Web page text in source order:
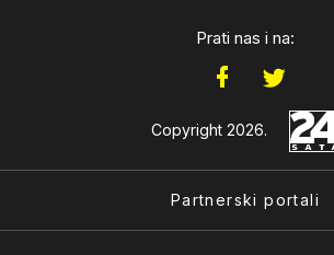
Prati nas i na:
Copyright 2026.
Partnerski portali